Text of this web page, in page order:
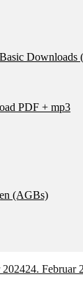
Downloads
PDF + mp3
(AGBs)
202424. Februar